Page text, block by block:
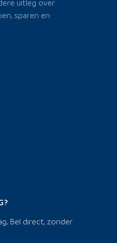
uitleg over
sparen en
Bel direct, zonder